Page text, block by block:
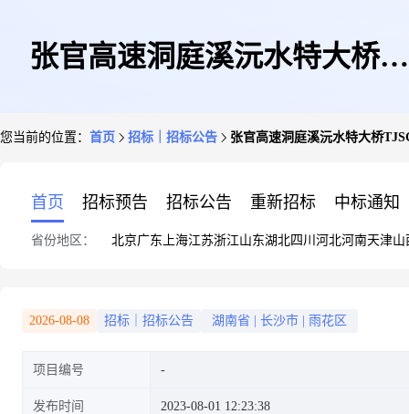
张官高速洞庭溪沅水特大桥
您当前的位置： 首页 招标｜招标公告 张官高速洞庭溪沅水特大桥
首页 招标预告 招标公告 重新招标 中标通知
省份地区： 北京广东 上海江苏浙江山东湖北四川 河北河南天津山
2026-08-08 招标｜招标公告 湖南省 长沙市 雨花区
项目编号
发布时间 2023-08-01 12:23:38